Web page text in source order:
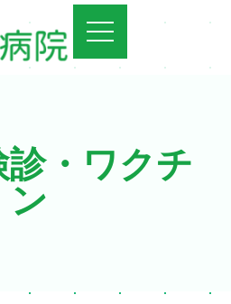
・ワクチ
ン